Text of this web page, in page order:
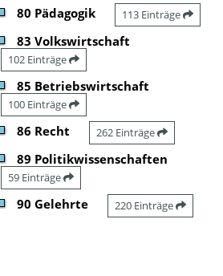
80 Pädagogik 113 Einträge
83 Volkswirtschaft
102 Einträge
85 Betriebswirtschaft
100 Einträge
86 Recht 262 Einträge
89 Politikwissenschaften
59 Einträge
90 Gelehrte 220 Einträge